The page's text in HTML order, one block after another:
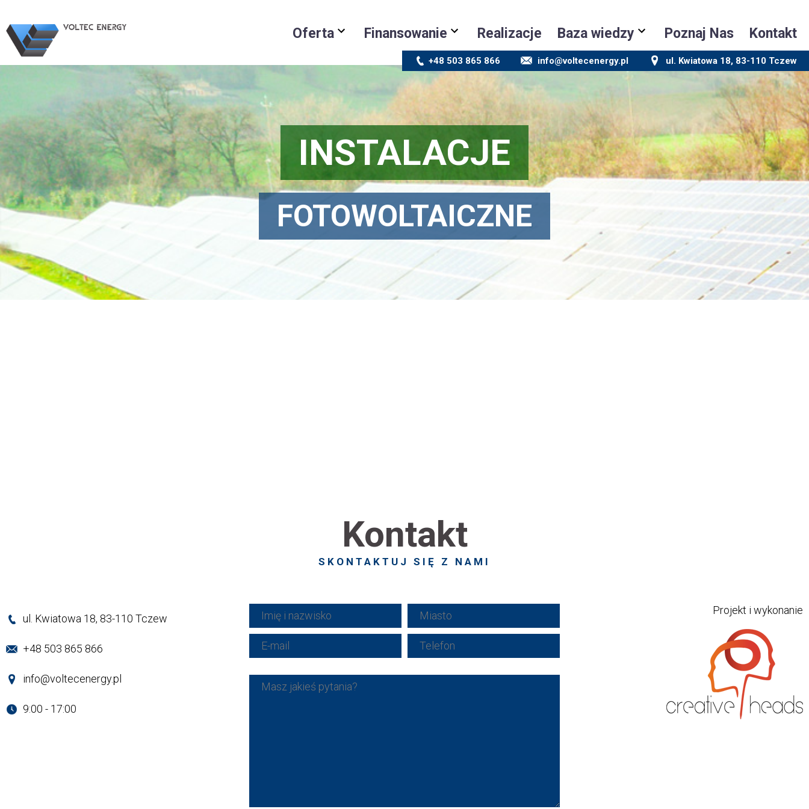
Oferta Finansowanie Realizacje Baza wiedzy Poznaj Nas Kontakt
+48 503 865 866 info@voltecenergy.pl ul. Kwiatowa 18, 83-110 Tczew
INSTALACJE
FOTOWOLTAICZNE
Kontakt
SKONTAKTUJ SIĘ Z NAMI
ul. Kwiatowa 18, 83-110 Tczew
+48 503 865 866
info@voltecenergy.pl
9:00 - 17:00
Projekt i wykonanie